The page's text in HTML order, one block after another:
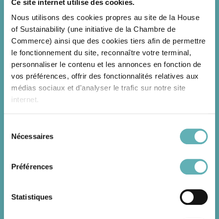
Ce site internet utilise des cookies.
Nous utilisons des cookies propres au site de la House
of Sustainability (une initiative de la Chambre de
Commerce) ainsi que des cookies tiers afin de permettre
le fonctionnement du site, reconnaître votre terminal,
personnaliser le contenu et les annonces en fonction de
vos préférences, offrir des fonctionnalités relatives aux
médias sociaux et d'analyser le trafic sur notre site
internet.
Grâce au présent bandeau, vous pouvez accepter,
à l’exception des cookies strictement nécessaires au
fonctionnement du site. Une description des différents
dessus.
Nécessaires
Préférences
Statistiques
Luxembourg ainsi que les différents outils
permettant aux entreprises de développer des
projets d'autoconsommation collective et de
communautés énergétiques.
Enfin, les participants ont pu découvrir un retour
d'expérience consacré à la mise en œuvre d'une
communauté énergétique. Eric Kluckers
Xydias (Director & Co-Founding Partner de Manso
Group) et Joël Da Cruz Antunes (Engineer & Project
partagé leur expérience de terrain en présentant les
différentes étapes de développement du projet, les
principaux défis techniques, organisationnels et